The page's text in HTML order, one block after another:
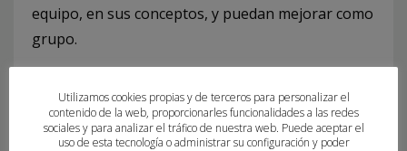
equipo, en sus conceptos, y puedan mejorar como
grupo.
en la tercera jornada de la Liga Guerreras
Iberdrola, el 5 de octubre, a las 18:00 horas, en
Utilizamos cookies propias y de terceros para personalizar el
contenido de la web, proporcionarles funcionalidades a las redes
sociales y para analizar el tráfico de nuestra web. Puede aceptar el
uso de esta tecnología o administrar su configuración y poder